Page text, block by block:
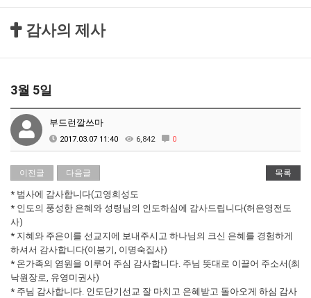
감사의 제사
3월 5일
부드런깔쓰마
2017.03.07 11:40 6,842 0
이전글 다음글 목록
* 범사에 감사합니다(고영희성도
* 인도의 풍성한 은혜와 성령님의 인도하심에 감사드립니다(허은영전도
사)
* 지혜와 주은이를 선교지에 보내주시고 하나님의 크신 은혜를 경험하게
하셔서 감사합니다(이봉기, 이명숙집사)
* 온가족의 염원을 이루어 주심 감사합니다. 주님 뜻대로 이끌어 주소서(최
낙원장로, 유영미권사)
* 주님 감사합니다. 인도단기선교 잘 마치고 은혜받고 돌아오게 하심 감사